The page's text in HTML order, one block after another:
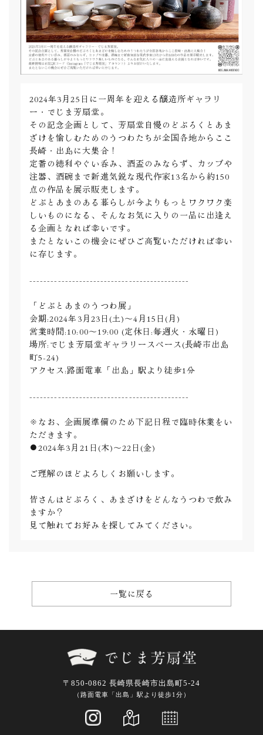
2024年3月25日に一周年を迎える醸造所ギャラリ
ー・でじま芳扇堂。
その記念企画として、芳扇堂自慢のどぶろくとあま
ざけを愉しむためのうつわたちが全国各地からここ
長崎・出島に大集合！
定番の徳利やぐい呑み、酒盃のみならず、カップや
注器、酒碗まで新進気鋭な現代作家13名から約150
点の作品を展示販売します。
どぶとあまのある暮らしが今よりもっとワクワク楽
しいものになる、そんなお気に入りの一品に出逢え
る企画となれば幸いです。
またとないこの機会にぜひご高覧いただければ幸い
に存じます。
---------------------------------------------
「どぶとあまのうつわ展」
会期:2024年3月23日(土)〜4月15日(月)
営業時間:10:00〜19:00 (定休日:毎週火・水曜日)
場所:でじま芳扇堂ギャラリースペース(長崎市出島
町5-24)
アクセス:路面電車「出島」駅より徒歩1分
---------------------------------------------
※なお、企画展準備のため下記日程で臨時休業をい
ただきます。
●2024年3月21日(木)〜22日(金)
ご理解のほどよろしくお願いします。
皆さんはどぶろく、あまざけをどんなうつわで飲み
ますか？
見て触れてお好みを探してみてください。
一覧に戻る
〒850-0862 長崎県長崎市出島町5-24
（路面電車「出島」駅より徒歩1分）